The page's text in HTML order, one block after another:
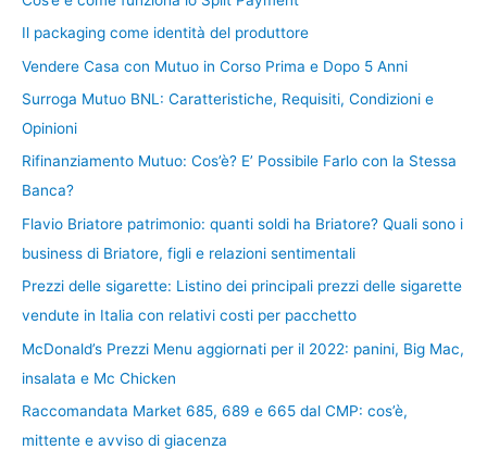
Il packaging come identità del produttore
Vendere Casa con Mutuo in Corso Prima e Dopo 5 Anni
Surroga Mutuo BNL: Caratteristiche, Requisiti, Condizioni e
Opinioni
Rifinanziamento Mutuo: Cos’è? E’ Possibile Farlo con la Stessa
Banca?
Flavio Briatore patrimonio: quanti soldi ha Briatore? Quali sono i
business di Briatore, figli e relazioni sentimentali
Prezzi delle sigarette: Listino dei principali prezzi delle sigarette
vendute in Italia con relativi costi per pacchetto
McDonald’s Prezzi Menu aggiornati per il 2022: panini, Big Mac,
insalata e Mc Chicken
Raccomandata Market 685, 689 e 665 dal CMP: cos’è,
mittente e avviso di giacenza